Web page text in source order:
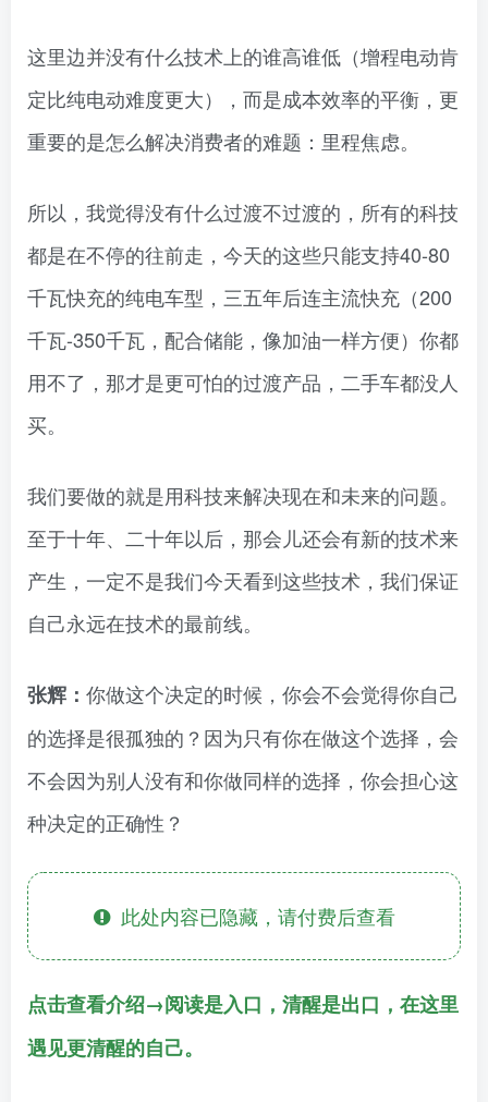
这里边并没有什么技术上的谁高谁低（增程电动肯
定比纯电动难度更大），而是成本效率的平衡，更
重要的是怎么解决消费者的难题：里程焦虑。
所以，我觉得没有什么过渡不过渡的，所有的科技
都是在不停的往前走，今天的这些只能支持40-80
千瓦快充的纯电车型，三五年后连主流快充（200
千瓦-350千瓦，配合储能，像加油一样方便）你都
用不了，那才是更可怕的过渡产品，二手车都没人
买。
我们要做的就是用科技来解决现在和未来的问题。
至于十年、二十年以后，那会儿还会有新的技术来
产生，一定不是我们今天看到这些技术，我们保证
自己永远在技术的最前线。
张辉： 你做这个决定的时候，你会不会觉得你自己
的选择是很孤独的？因为只有你在做这个选择，会
不会因为别人没有和你做同样的选择，你会担心这
种决定的正确性？
此处内容已隐藏，请付费后查看
点击查看介绍→阅读是入口，清醒是出口，在这里
遇见更清醒的自己。